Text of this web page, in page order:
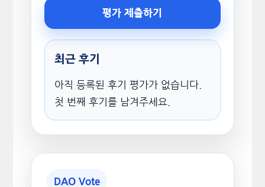
평가 제출하기
최근 후기
아직 등록된 후기 평가가 없습니다.
첫 번째 후기를 남겨주세요.
DAO Vote